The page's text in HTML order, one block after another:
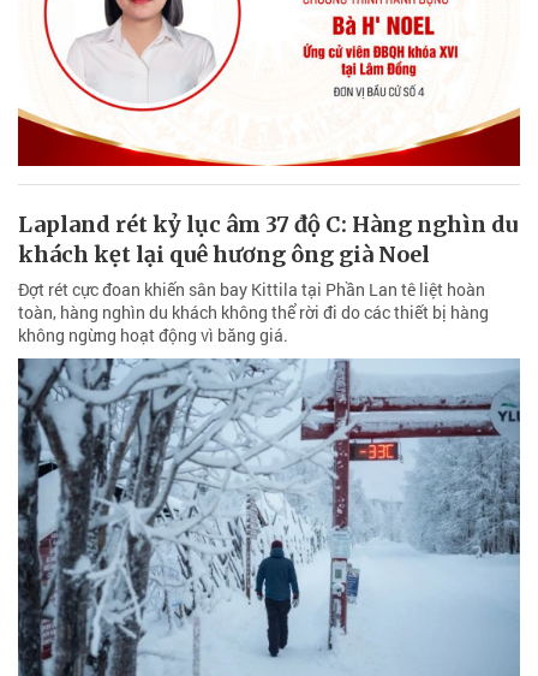
Lapland rét kỷ lục âm 37 độ C: Hàng nghìn du
khách kẹt lại quê hương ông già Noel
Đợt rét cực đoan khiến sân bay Kittila tại Phần Lan tê liệt hoàn
toàn, hàng nghìn du khách không thể rời đi do các thiết bị hàng
không ngừng hoạt động vì băng giá.